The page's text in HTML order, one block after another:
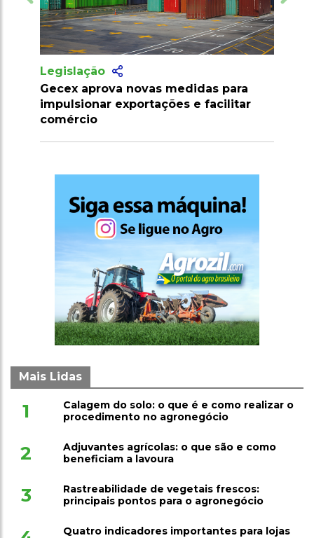
para
facilitar
Legislação
SLC Agrícola inaugura maior
algodoeira do Piauí com capacidade
para 80 fardos por hora
Mais Lidas
1
Calagem do solo: o que é e como realizar o
procedimento no agronegócio
2
Adjuvantes agrícolas: o que são e como
beneficiam a lavoura
3
Rastreabilidade de vegetais frescos:
principais pontos para o agronegócio
Quatro indicadores importantes para lojas